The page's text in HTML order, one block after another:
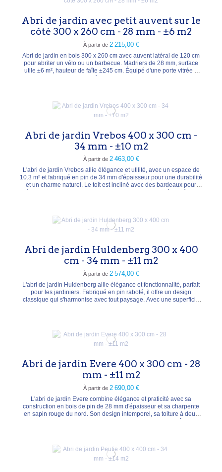
Abri de jardin avec petit auvent sur le
côté 300 x 260 cm - 28 mm - ±6 m2
À partir de 2 215,00 €
Abri de jardin en bois 300 x 260 cm avec auvent latéral de 120 cm
pour abriter un vélo ou un barbecue. Madriers de 28 mm, surface
utile ±6 m², hauteur de faîte ±245 cm. Équipé d'une porte vitrée à
simple battant, d'une fenêtre ouvrante et d'un toit en shingles.
Abri de jardin Vrebos 400 x 300 cm -
34 mm - ±10 m2
À partir de 2 463,00 €
L'abri de jardin Vrebos allie élégance et utilité, avec un espace de
10.3 m² et fabriqué en pin de 34 mm d'épaisseur pour une durabilité
et un charme naturel. Le toit est incliné avec des bardeaux pour
Abri de jardin Huldenberg 300 x 400
cm - 34 mm - ±11 m2
À partir de 2 574,00 €
L'abri de jardin Huldenberg allie élégance et fonctionnalité, parfait
pour les jardiniers. Fabriqué en pin raboté, il offre un design
classique qui s'harmonise avec tout paysage. Avec une superficie
Abri de jardin Evere 400 x 300 cm - 28
mm - ±11 m2
À partir de 2 690,00 €
L'abri de jardin Evere combine élégance et praticité avec sa
construction en bois de pin de 28 mm d'épaisseur et sa charpente
en sapin rouge du nord. Son design intemporel, sa toiture à deux